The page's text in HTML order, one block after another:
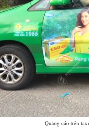
Quảng cáo trên